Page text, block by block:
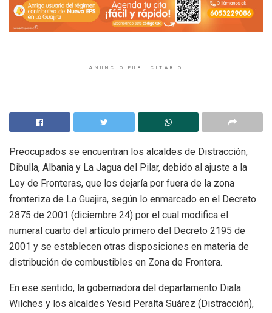
ANUNCIO PUBLICITARIO
Preocupados se encuentran los alcaldes de Distracción,
Dibulla, Albania y La Jagua del Pilar, debido al ajuste a la
Ley de Fronteras, que los dejaría por fuera de la zona
fronteriza de La Guajira, según lo enmarcado en el Decreto
2875 de 2001 (diciembre 24) por el cual modifica el
numeral cuarto del artículo primero del Decreto 2195 de
2001 y se establecen otras disposiciones en materia de
distribución de combustibles en Zona de Frontera.
En ese sentido, la gobernadora del departamento Diala
Wilches y los alcaldes Yesid Peralta Suárez (Distracción),